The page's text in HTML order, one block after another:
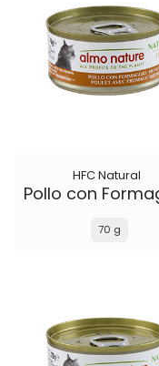
HFC Natural
70 g